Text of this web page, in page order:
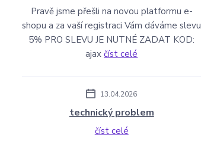
Pravě jsme přešli na novou platformu e-
shopu a za vaší registraci Vám dáváme slevu
5% PRO SLEVU JE NUTNÉ ZADAT KOD:
ajaxčíst celé
13.04.2026
technický problem
číst celé